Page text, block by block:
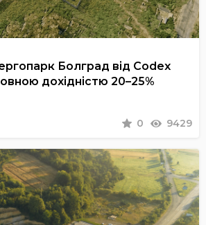
Болград від Codex
дохідністю 20–25%
0 9429